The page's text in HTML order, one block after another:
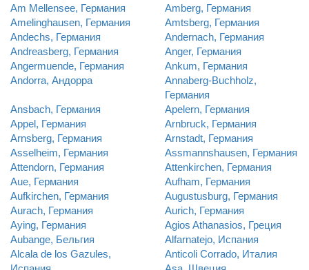
Am Mellensee, Германия
Amberg, Германия
Amelinghausen, Германия
Amtsberg, Германия
Andechs, Германия
Andernach, Германия
Andreasberg, Германия
Anger, Германия
Angermuende, Германия
Ankum, Германия
Andorra, Андорра
Annaberg-Buchholz,
Германия
Ansbach, Германия
Apelern, Германия
Appel, Германия
Arnbruck, Германия
Arnsberg, Германия
Arnstadt, Германия
Asselheim, Германия
Assmannshausen, Германия
Attendorn, Германия
Attenkirchen, Германия
Aue, Германия
Aufham, Германия
Aufkirchen, Германия
Augustusburg, Германия
Aurach, Германия
Aurich, Германия
Aying, Германия
Agios Athanasios, Греция
Aubange, Бельгия
Alfarnatejo, Испания
Alcala de los Gazules,
Anticoli Corrado, Италия